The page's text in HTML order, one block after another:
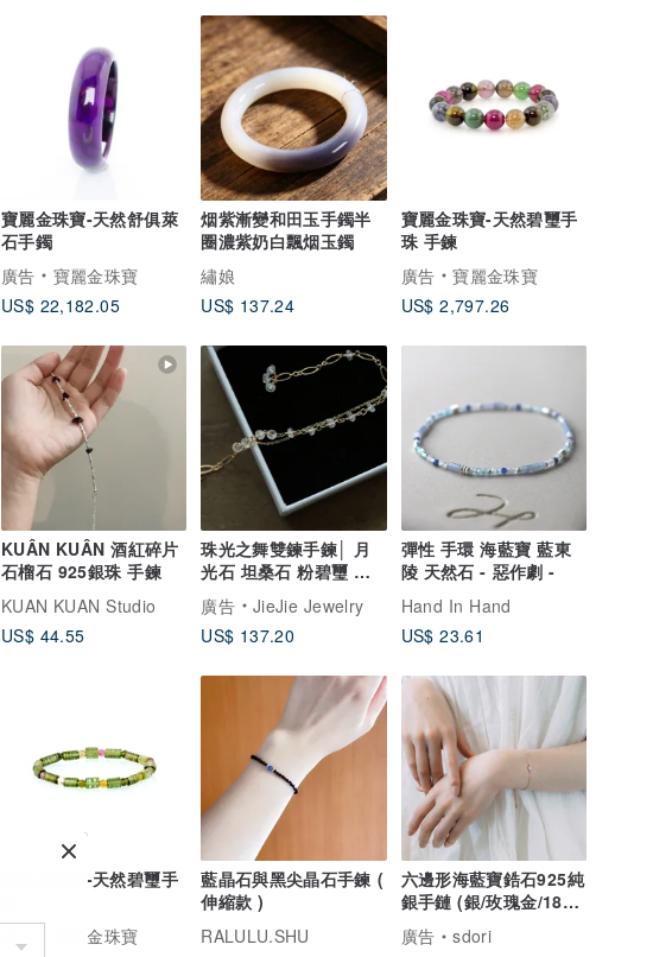
寶麗金珠寶-天然舒俱萊
石手鐲
廣告
寶麗金珠寶
US$ 22,182.05
烟紫漸變和田玉手鐲半
圈濃紫奶白飄烟玉鐲
繡娘
US$ 137.24
寶麗金珠寶-天然碧璽手
珠 手鍊
廣告
寶麗金珠寶
US$ 2,797.26
KUÂN KUÂN 酒紅碎片
石榴石 925銀珠 手鍊
KUAN KUAN Studio
US$ 44.55
珠光之舞雙鍊手鍊│ 月
光石 坦桑石 粉碧璽 橄
欖石
廣告
JieJie Jewelry
US$ 137.20
彈性 手環 海藍寶 藍東
陵 天然石 - 惡作劇 -
Hand In Hand
US$ 23.61
寶麗金珠寶-天然碧璽手
寶麗金珠寶
藍晶石與黑尖晶石手鍊 (
伸縮款 )
RALULU.SHU
六邊形海藍寶鋯石925純
銀手鏈 (銀/玫瑰金/18k
金)
廣告
sdori